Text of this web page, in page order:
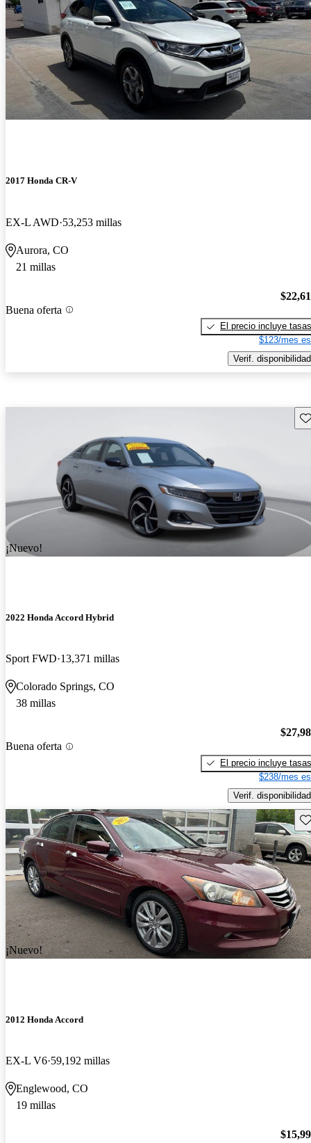
2017 Honda CR-V
EX-L AWD 53,253 millas
Aurora, CO
21 millas
Buena oferta
El precio incluye tasas
$123/mes
Verif. disponibilidad
¡Nuevo!
2022 Honda Accord Hybrid
Sport FWD 13,371 millas
Colorado Springs, CO
38 millas
Buena oferta
El precio incluye tasas
$238/mes
Verif. disponibilidad
¡Nuevo!
2012 Honda Accord
EX-L V6 59,192 millas
Englewood, CO
19 millas